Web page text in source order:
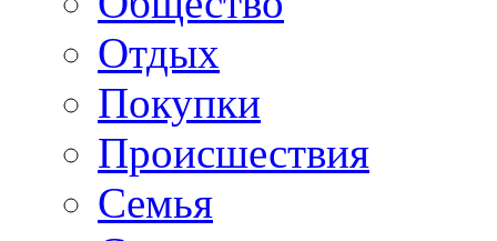
Отдых
Покупки
Происшествия
Семья